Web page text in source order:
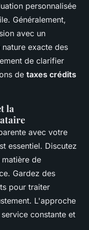
personnalisée
Généralement,
avec un
exacte des
de clarifier
de taxes crédits
la
avec votre
essentiel. Discutez
de
Gardez des
pour traiter
L'approche
constante et